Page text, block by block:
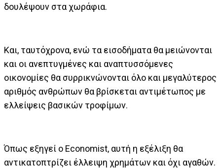
δουλέψουν στα χωράφια.
Και, ταυτόχρονα, ενώ τα εισοδήματα θα μειώνονται
και οι ανεπτυγμένες και αναπτυσσόμενες
οικονομίες θα συρρικνώνονται όλο και μεγαλύτερος
αριθμός ανθρώπων θα βρίσκεται αντιμέτωπος με
ελλείψεις βασικών τροφίμων.
Όπως εξηγεί ο Economist, αυτή η εξέλιξη θα
αντικατοπτρίζει έλλειψη χρημάτων και όχι αγαθών.